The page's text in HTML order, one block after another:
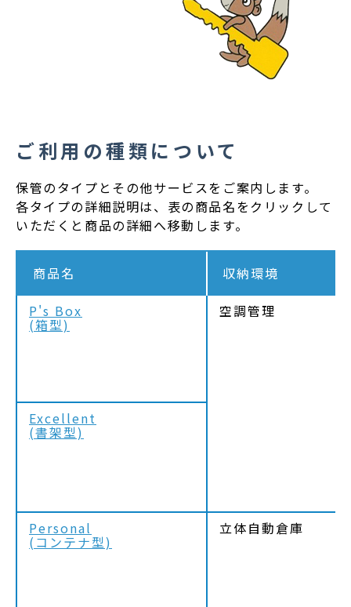
ご利用の種類について
保管のタイプとその他サービスをご案内します。
各タイプの詳細説明は、表の商品名をクリックして
いただくと商品の詳細へ移動します。
商品名
収納環境
P's Box
(箱型)
空調管理
Excellent
(書架型)
Personal
(コンテナ型)
立体自動倉庫